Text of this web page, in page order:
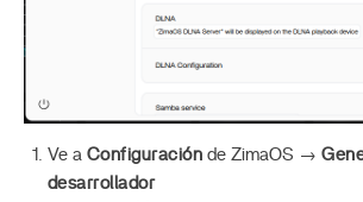
Ve a Configuración de ZimaOS →
desarrollador